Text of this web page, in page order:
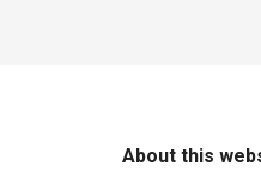
About this